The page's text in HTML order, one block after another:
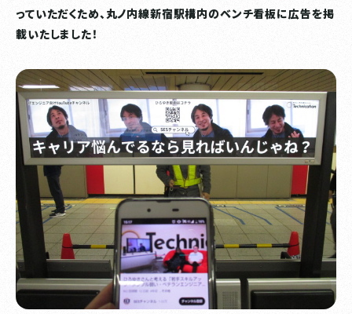
っていただくため、丸ノ内線新宿駅構内のベンチ看板に広告を掲
載いたしました！